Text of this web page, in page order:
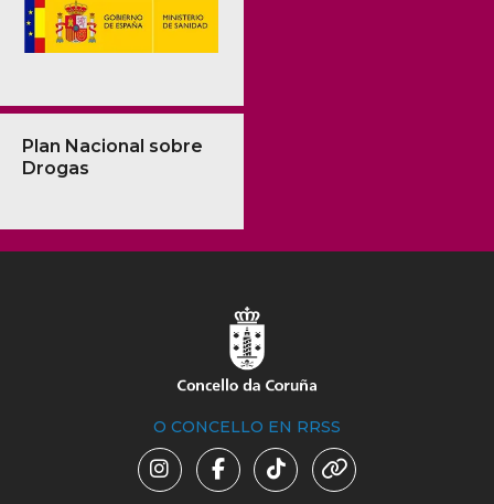
Plan Nacional sobre
Drogas
O CONCELLO EN RRSS